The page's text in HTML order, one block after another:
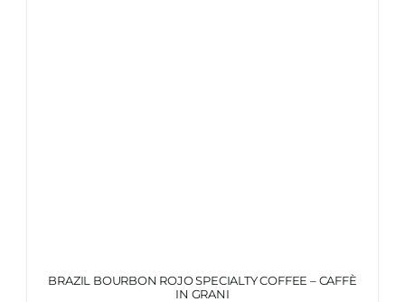
BRAZIL BOURBON ROJO SPECIALTY COFFEE – CAFFÈ
IN GRANI